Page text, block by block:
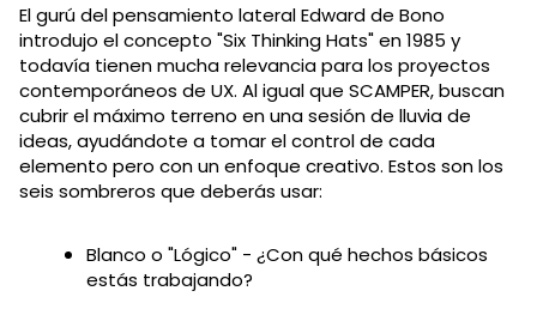
El gurú del pensamiento lateral Edward de Bono
introdujo el concepto "Six Thinking Hats" en 1985 y
todavía tienen mucha relevancia para los proyectos
contemporáneos de UX. Al igual que SCAMPER, buscan
cubrir el máximo terreno en una sesión de lluvia de
ideas, ayudándote a tomar el control de cada
elemento pero con un enfoque creativo. Estos son los
seis sombreros que deberás usar:
Blanco o "Lógico" - ¿Con qué hechos básicos
estás trabajando?